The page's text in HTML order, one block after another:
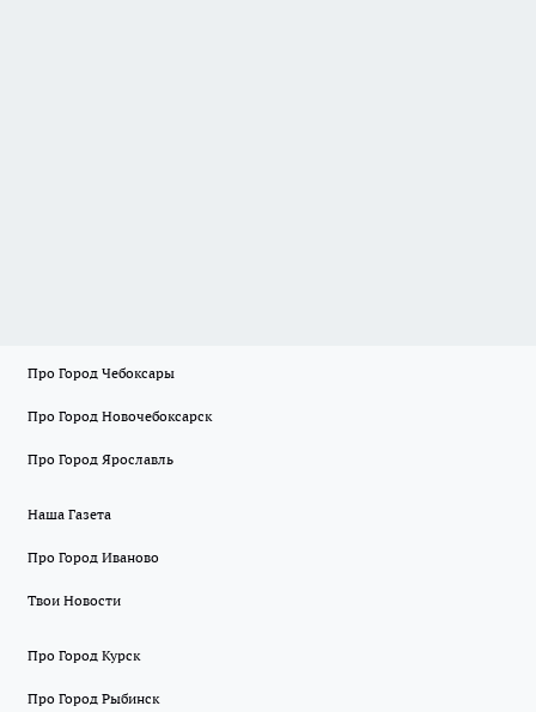
Про Город Чебоксары
Про Город Новочебоксарск
Про Город Ярославль
Наша Газета
Про Город Иваново
Твои Новости
Про Город Курск
Про Город Рыбинск